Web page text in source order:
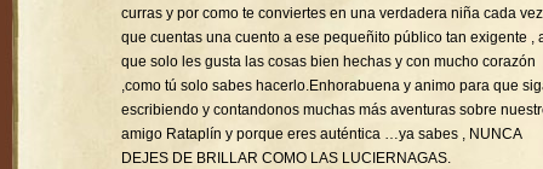
curras y por como te conviertes en una verdadera niña cada vez
que cuentas una cuento a ese pequeñito público tan exigente ,
que solo les gusta las cosas bien hechas y con mucho corazón
,como tú solo sabes hacerlo.Enhorabuena y animo para que
escribiendo y contandonos muchas más aventuras sobre
amigo Rataplín y porque eres auténtica …ya sabes , NUNCA
DEJES DE BRILLAR COMO LAS LUCIERNAGAS.